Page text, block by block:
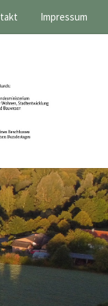
Impressum